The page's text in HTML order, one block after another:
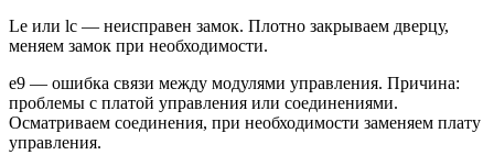
Le или lc — неисправен замок. Плотно закрываем дверцу,
меняем замок при необходимости.
e9 — ошибка связи между модулями управления. Причина:
проблемы с платой управления или соединениями.
Осматриваем соединения, при необходимости заменяем плату
управления.